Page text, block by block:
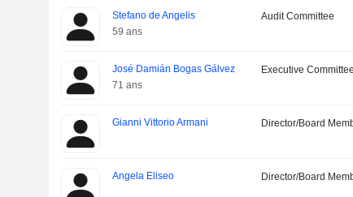
Stefano de Angelis
59 ans
Audit Committee
José Damián Bogas Gálvez
71 ans
Executive Committee
Gianni Vittorio Armani Director/Board
Angela Eliseo Director/Board